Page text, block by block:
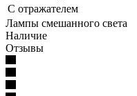
С отражателем
Лампы смешанного света
Наличие
Отзывы